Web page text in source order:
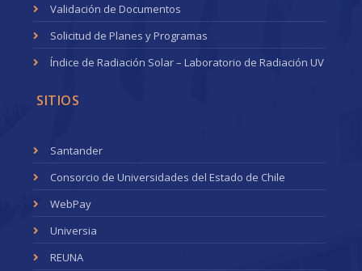
Validación de Documentos
Solicitud de Planes y Programas
Índice de Radiación Solar – Laboratorio de Radiación UV
SITIOS
Santander
Consorcio de Universidades del Estado de Chile
WebPay
Universia
REUNA